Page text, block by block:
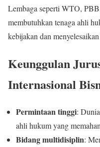
Lembaga seperti WTO,
membutuhkan tenaga ahli
kebijakan dan
Keunggulan
Internasional
Permintaan tinggi:
ahli hukum yang
Bidang multidisiplin: